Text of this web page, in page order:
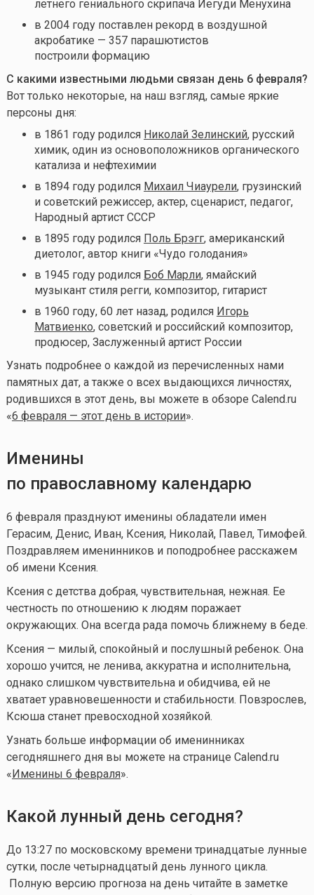
летнего гениального скрипача Иегуди Менухина
в 2004 году поставлен рекорд в воздушной
акробатике — 357 парашютистов
построили формацию
С какими известными людьми связан день 6 февраля?
Вот только некоторые, на наш взгляд, самые яркие
персоны дня:
в 1861 году родился Николай Зелинский, русский
химик, один из основоположников органического
катализа и нефтехимии
в 1894 году родился Михаил Чиаурели, грузинский
и советский режиссер, актер, сценарист, педагог,
Народный артист СССР
в 1895 году родился Поль Брэгг, американский
диетолог, автор книги «Чудо голодания»
в 1945 году родился Боб Марли, ямайский
музыкант стиля регги, композитор, гитарист
в 1960 году, 60 лет назад, родился Игорь
Матвиенко, советский и российский композитор,
продюсер, Заслуженный артист России
Узнать подробнее о каждой из перечисленных нами
памятных дат, а также о всех выдающихся личностях,
родившихся в этот день, вы можете в обзоре Calend.ru
«6 февраля — этот день в истории».
Именины
по православному календарю
6 февраля празднуют именины обладатели имен
Герасим, Денис, Иван, Ксения, Николай, Павел, Тимофей.
Поздравляем именинников и поподробнее расскажем
об имени Ксения.
Ксения с детства добрая, чувствительная, нежная. Ее
честность по отношению к людям поражает
окружающих. Она всегда рада помочь ближнему в беде.
Ксения — милый, спокойный и послушный ребенок. Она
хорошо учится, не ленива, аккуратна и исполнительна,
однако слишком чувствительна и обидчива, ей не
хватает уравновешенности и стабильности. Повзрослев,
Ксюша станет превосходной хозяйкой.
Узнать больше информации об именинниках
сегодняшнего дня вы можете на странице Calend.ru
«Именины 6 февраля».
Какой лунный день сегодня?
До 13:27 по московскому времени тринадцатые лунные
сутки, после четырнадцатый день лунного цикла.
Полную версию прогноза на день читайте в заметке